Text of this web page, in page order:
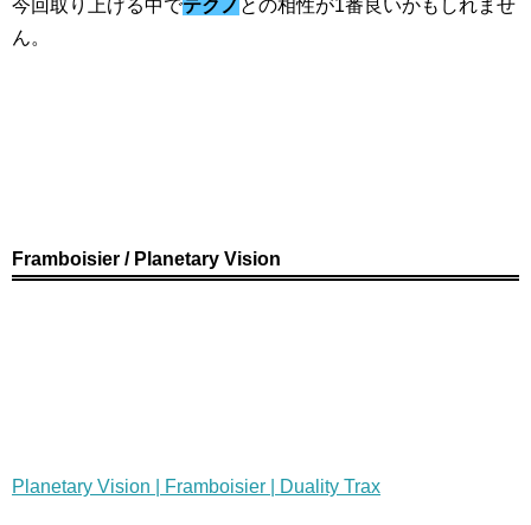
今回取り上げる中でテクノ との相性が1番良いかもしれませ
ん。
Framboisier / Planetary Vision
Planetary Vision | Framboisier | Duality Trax